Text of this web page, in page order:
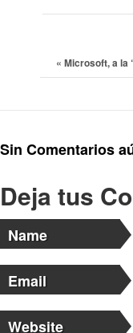
« Microsoft, a la
Sin Comentarios
Deja tus
Name
Email
Website